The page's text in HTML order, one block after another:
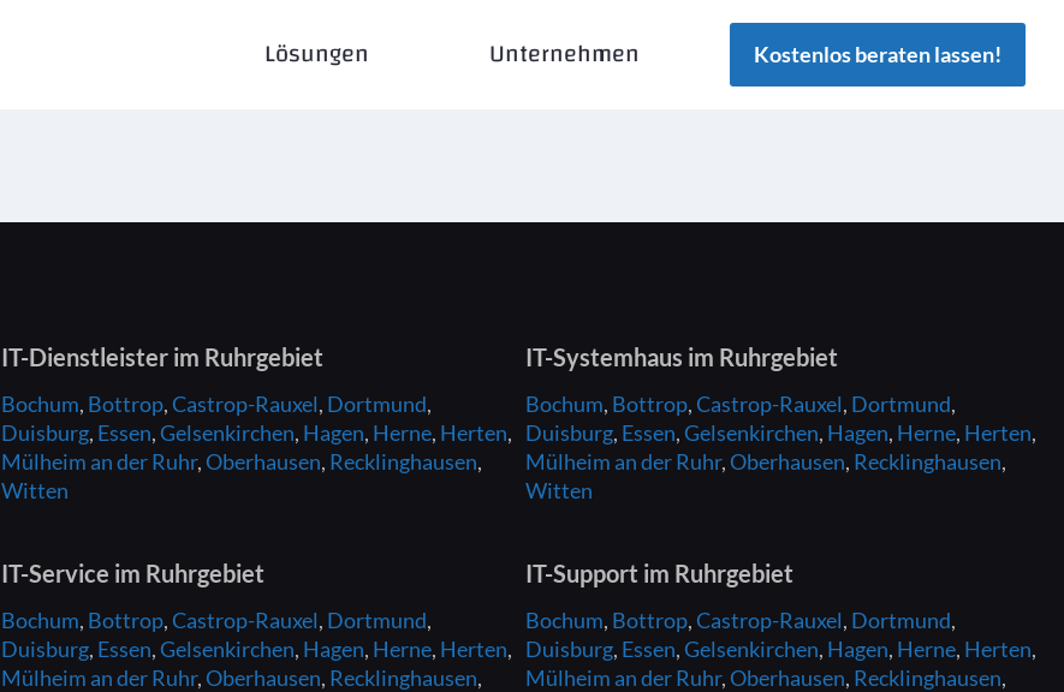
Lösungen Unternehmen Kostenlos beraten lassen!
IT-Dienstleister im Ruhrgebiet
Bochum, Bottrop,Castrop-Rauxel, Dortmund,
Duisburg, Essen,Gelsenkirchen, Hagen, Herne, Herten,
Mülheim an der Ruhr,Oberhausen, Recklinghausen,
Witten
IT-Systemhaus im Ruhrgebiet
Bochum, Bottrop,Castrop-Rauxel, Dortmund,
Duisburg, Essen,Gelsenkirchen, Hagen, Herne, Herten,
Mülheim an der Ruhr,Oberhausen, Recklinghausen,
Witten
IT-Service im Ruhrgebiet
Bochum, Bottrop,Castrop-Rauxel, Dortmund,
Duisburg, Essen,Gelsenkirchen, Hagen, Herne, Herten,
Mülheim an der Ruhr,Oberhausen, Recklinghausen,
IT-Support im Ruhrgebiet
Bochum, Bottrop,Castrop-Rauxel, Dortmund,
Duisburg, Essen,Gelsenkirchen, Hagen, Herne, Herten,
Mülheim an der Ruhr,Oberhausen, Recklinghausen,